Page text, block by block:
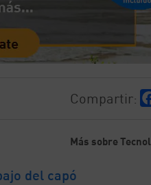
Compartir:
Más sobre
del capó